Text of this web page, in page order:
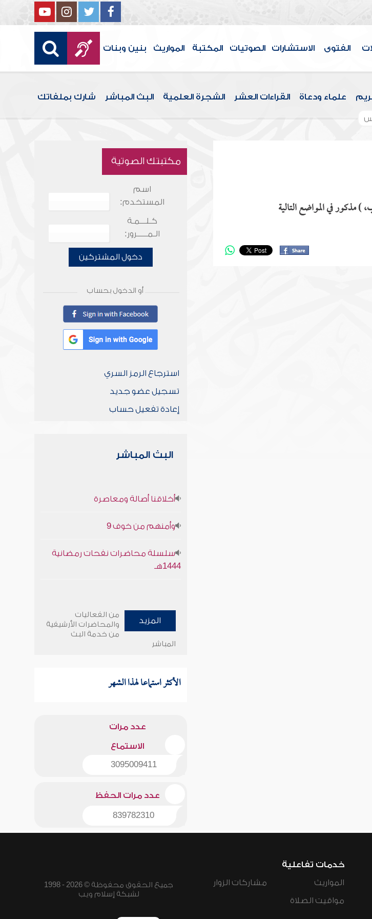
الفتوى الاستشارات الصوتيات المكتبة المواريث بنين وبنات
علماء ودعاة القراءات العشر الشجرة العلمية البث المباشر شارك بملفاتك
في المواضع التالية
مكتبتك الصوتية
اسم
المستخدم:
كـلـــمـة
الـمـــــرور:
دخول المشتركين
أو الدخول بحساب
استرجاع الرمز السري
تسجيل عضو جديد
إعادة تفعيل حساب
البث المباشر
أخلاقنا أصالة ومعاصرة
وأمنهم من خوف 9
سلسلة محاضرات نفحات رمضانية
1444هـ
المزيد
من الفعاليات
والمحاضرات الأرشيفية
من خدمة البث
المباشر
الأكثر استماعا لهذا الشهر
عدد مرات
الاستماع
3095009411
عدد مرات الحفظ
839782310
خدمات تفاعلية
المواريث
مواقيت الصلاة
مشاركات الزوار
جميع الحقوق محفوظة © 2026 - 1998
لشبكة إسلام ويب